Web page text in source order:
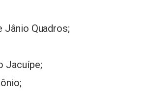
Jânio Quadros;
Jacuípe;